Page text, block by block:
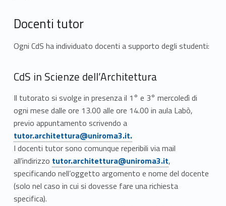
Docenti tutor
Ogni CdS ha individuato docenti a supporto degli studenti:
CdS in Scienze dell’Architettura
Il tutorato si svolge in presenza il 1° e 3° mercoledì di
ogni mese dalle ore 13.00 alle ore 14.00 in aula Labò,
previo appuntamento scrivendo a
tutor.architettura@uniroma3.it.
I docenti tutor sono comunque reperibili via mail
all’indirizzo Link identifier #identifier__116177-2
tutor.architettura@uniroma3.it,
specificando nell’oggetto argomento e nome del docente
(solo nel caso in cui si dovesse fare una richiesta
specifica).